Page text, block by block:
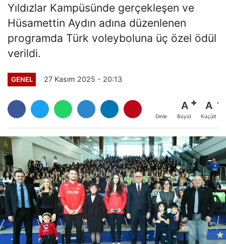
Yıldızlar Kampüsünde gerçekleşen ve
Hüsamettin Aydın adına düzenlenen
programda Türk voleyboluna üç özel ödül
verildi.
GENEL 27 Kasım 2025 - 20:13
Dinle
A
Büyüt
A
Küçült